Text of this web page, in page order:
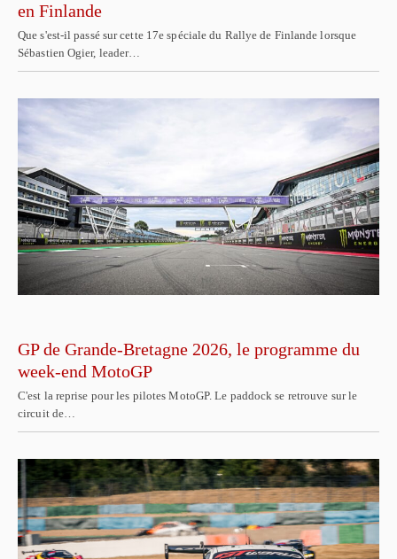
en Finlande
Que s'est-il passé sur cette 17e spéciale du Rallye de Finlande lorsque
Sébastien Ogier, leader…
GP de Grande-Bretagne 2026, le programme du
week-end MotoGP
C'est la reprise pour les pilotes MotoGP. Le paddock se retrouve sur le
circuit de…